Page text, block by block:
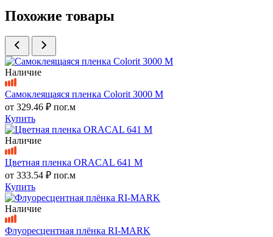
Похожие товары
Наличие
Самоклеящаяся пленка Colorit 3000 M
от 329.46 ₽ пог.м
Купить
Наличие
Цветная пленка ORACAL 641 M
от 333.54 ₽ пог.м
Купить
Наличие
Флуоресцентная плёнка RI-MARK